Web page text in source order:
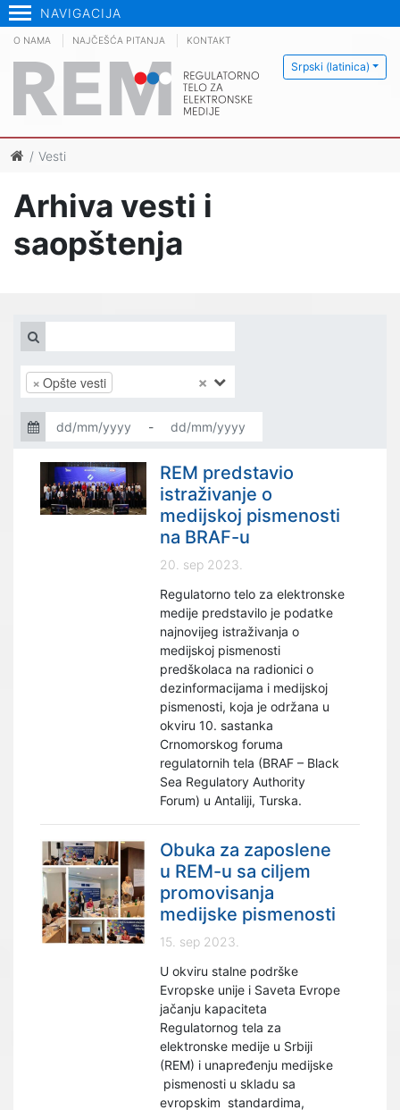
NAVIGACIJA
Srpski (latinica)
O NAMA NAJČEŠĆA PITANJA KONTAKT
Vesti
Arhiva vesti i
saopštenja
×
× Opšte vesti
-
REM predstavio
istraživanje o
medijskoj pismenosti
na BRAF-u
20. sep 2023.
Regulatorno telo za elektronske
medije predstavilo je podatke
najnovijeg istraživanja o
medijskoj pismenosti
predškolaca na radionici o
dezinformacijama i medijskoj
pismenosti, koja je održana u
okviru 10. sastanka
Crnomorskog foruma
regulatornih tela (BRAF – Black
Sea Regulatory Authority
Forum) u Antaliji, Turska.
Obuka za zaposlene
u REM-u sa ciljem
promovisanja
medijske pismenosti
15. sep 2023.
U okviru stalne podrške
Evropske unije i Saveta Evrope
jačanju kapaciteta
Regulatornog tela za
elektronske medije u Srbiji
(REM) i unapređenju medijske
pismenosti u skladu sa
evropskim standardima,